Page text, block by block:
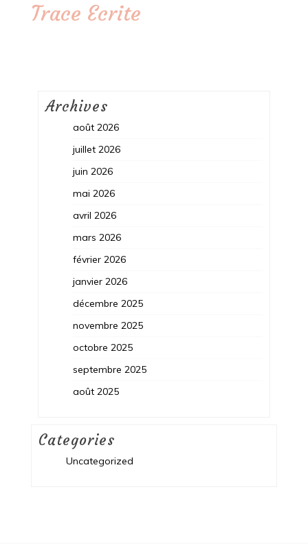
Trace Ecrite
Archives
août 2026
juillet 2026
juin 2026
mai 2026
avril 2026
mars 2026
février 2026
janvier 2026
décembre 2025
novembre 2025
octobre 2025
septembre 2025
août 2025
Categories
Uncategorized